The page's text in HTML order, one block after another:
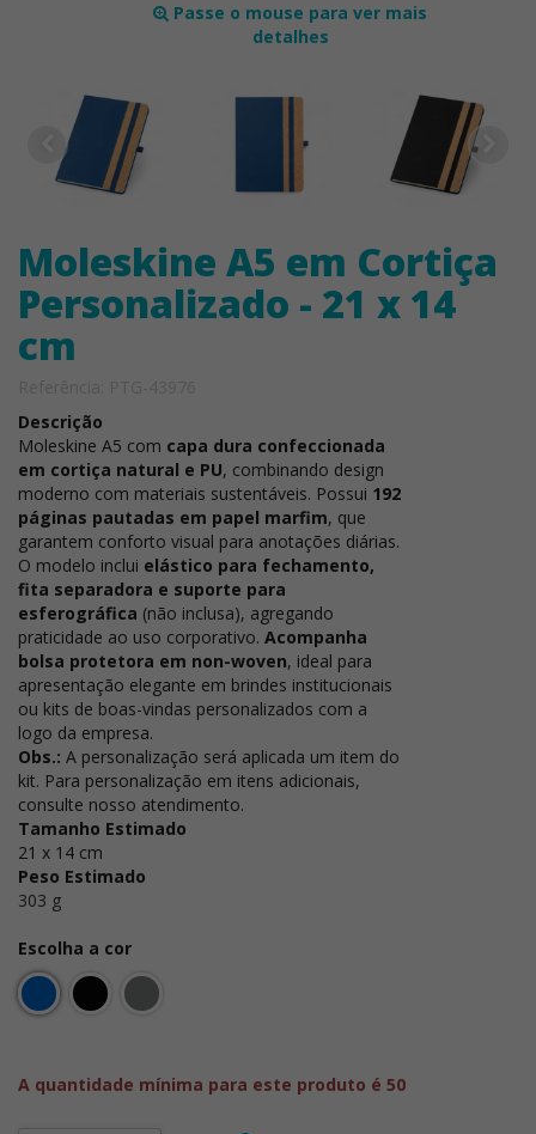
Passe o mouse para ver mais
detalhes
Moleskine A5 em Cortiça
Personalizado - 21 x 14
cm
Descrição
Moleskine A5 com capa dura confeccionada
em cortiça natural e PU, combinando design
moderno com materiais sustentáveis. Possui 192
páginas pautadas em papel marfim, que
garantem conforto visual para anotações diárias.
O modelo inclui elástico para fechamento,
fita separadora e suporte para
esferográfica (não inclusa), agregando
praticidade ao uso corporativo. Acompanha
bolsa protetora em non-woven, ideal para
apresentação elegante em brindes institucionais
ou kits de boas-vindas personalizados com a
logo da empresa.
Obs.: A personalização será aplicada um item do
kit. Para personalização em itens adicionais,
consulte nosso atendimento.
Tamanho Estimado
21 x 14 cm
Peso Estimado
303 g
Escolha a cor
A quantidade mínima para este produto é 50